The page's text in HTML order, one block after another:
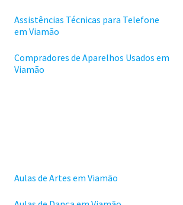
Assistências Técnicas para Telefone
em Viamão
Compradores de Aparelhos Usados em
Viamão
Aulas de Artes em Viamão